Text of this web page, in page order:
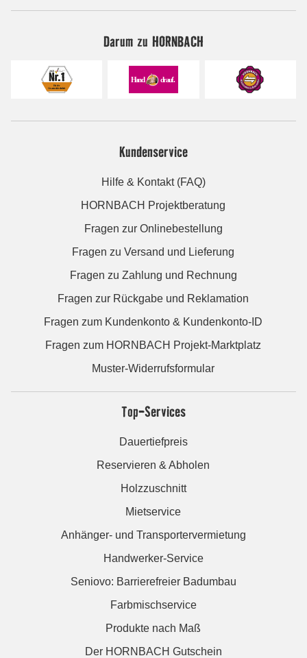
Darum zu HORNBACH
Kundenservice
Hilfe & Kontakt (FAQ)
HORNBACH Projektberatung
Fragen zur Onlinebestellung
Fragen zu Versand und Lieferung
Fragen zu Zahlung und Rechnung
Fragen zur Rückgabe und Reklamation
Fragen zum Kundenkonto & Kundenkonto-ID
Fragen zum HORNBACH Projekt-Marktplatz
Muster-Widerrufsformular
Top-Services
Dauertiefpreis
Reservieren & Abholen
Holzzuschnitt
Mietservice
Anhänger- und Transportervermietung
Handwerker-Service
Seniovo: Barrierefreier Badumbau
Farbmischservice
Produkte nach Maß
Der HORNBACH Gutschein